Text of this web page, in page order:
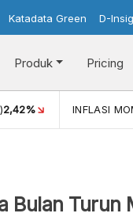
Katadata Green D-
Produk Pricing
2,42% INFLASI
Bulan Turun